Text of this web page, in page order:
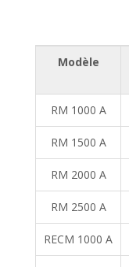
Modèle
RM 1000 A
RM 1500 A
RM 2000 A
RM 2500 A
RECM 1000 A